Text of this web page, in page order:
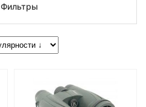
Фильтры